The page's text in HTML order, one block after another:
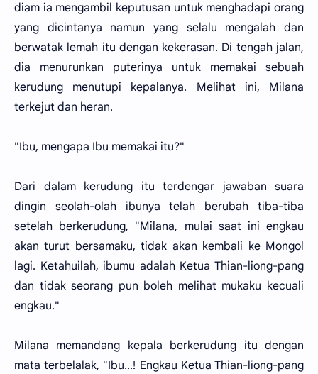
diam ia mengambil keputusan untuk menghadapi orang
yang dicintanya namun yang selalu mengalah dan
berwatak lemah itu dengan kekerasan. Di tengah jalan,
dia menurunkan puterinya untuk memakai sebuah
kerudung menutupi kepalanya. Melihat ini, Milana
terkejut dan heran.
"Ibu, mengapa Ibu memakai itu?"
Dari dalam kerudung itu terdengar jawaban suara
dingin seolah-olah ibunya telah berubah tiba-tiba
setelah berkerudung, "Milana, mulai saat ini engkau
akan turut bersamaku, tidak akan kembali ke Mongol
lagi. Ketahuilah, ibumu adalah Ketua Thian-liong-pang
dan tidak seorang pun boleh melihat mukaku kecuali
engkau."
Milana memandang kepala berkerudung itu dengan
mata terbelalak, "Ibu...! Engkau Ketua Thian-liong-pang